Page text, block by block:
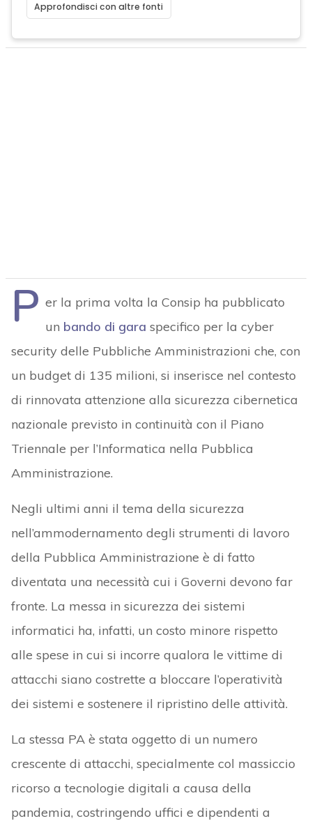
Approfondisci con altre fonti
P er la prima volta la Consip ha pubblicato
un bando di gara specifico per la cyber
security delle Pubbliche Amministrazioni che, con
un budget di 135 milioni, si inserisce nel contesto
di rinnovata attenzione alla sicurezza cibernetica
nazionale previsto in continuità con il Piano
Triennale per l’Informatica nella Pubblica
Amministrazione.
Negli ultimi anni il tema della sicurezza
nell’ammodernamento degli strumenti di lavoro
della Pubblica Amministrazione è di fatto
diventata una necessità cui i Governi devono far
fronte. La messa in sicurezza dei sistemi
informatici ha, infatti, un costo minore rispetto
alle spese in cui si incorre qualora le vittime di
attacchi siano costrette a bloccare l’operatività
dei sistemi e sostenere il ripristino delle attività.
La stessa PA è stata oggetto di un numero
crescente di attacchi, specialmente col massiccio
ricorso a tecnologie digitali a causa della
pandemia, costringendo uffici e dipendenti a